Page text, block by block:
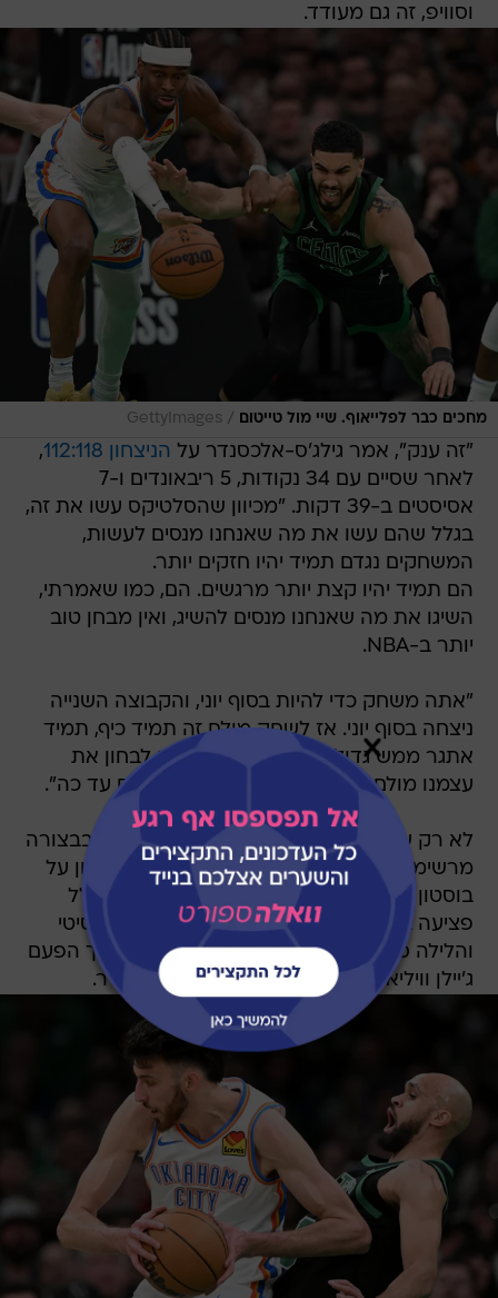
וסוויפ, זה גם מעודד.
מחכים כבר לפלייאוף. שיי מול טייטום /
GettyImages
"זה ענק", אמר גילג'ס-אלכסנדר על הניצחון 112:118
,
לאחר שסיים עם 34 נקודות, 5 ריבאונדים ו-7
אסיסטים ב-39 דקות. "מכיוון שהסלטיקס עשו את זה,
בגלל שהם עשו את מה שאנחנו מנסים לעשות,
המשחקים נגדם תמיד יהיו חזקים יותר.
הם תמיד יהיו קצת יותר מרגשים. הם, כמו שאמרתי,
השיגו את מה שאנחנו מנסים להשיג, ואין מבחן טוב
יותר ב-NBA.
"אתה משחק כדי להיות בסוף יוני, והקבוצה השנייה
ניצחה בסוף יוני. אז לשחק מולם זה תמיד כיף, תמיד
אתגר ממש גדול ומשהו שאנחנו זוכים לבחון את
עצמנו מולם. אני מניח שעברנו שני מבחנים עד כה".
לא רק שהת'אנדר עברו את המבחנים האלה בבצורה
מרשימה, הם גם עשו את זה בסגך חסר. בניצחון על
בוסטון בינואר, היה זה צ'ט הולמגרן שנעדר בגלל
פציעה בירך. הולמגרן חזר לככב באוקלהומה סיטי
והלילה סיים עם 23 נקודות ו-15 ריבאונדים, אך הפעם
ג'יילן וויליאמס ישב בחוץ בגלל מתיחה בשריר.